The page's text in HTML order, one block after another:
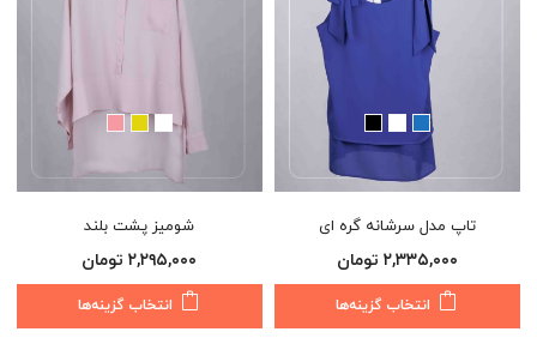
شومیز پشت بلند
۲,۲۹۵,۰۰۰ تومان
انتخاب گزینه‌ها
تاپ مدل سرشانه گره ای
۲,۳۳۵,۰۰۰ تومان
انتخاب گزینه‌ها
محصول